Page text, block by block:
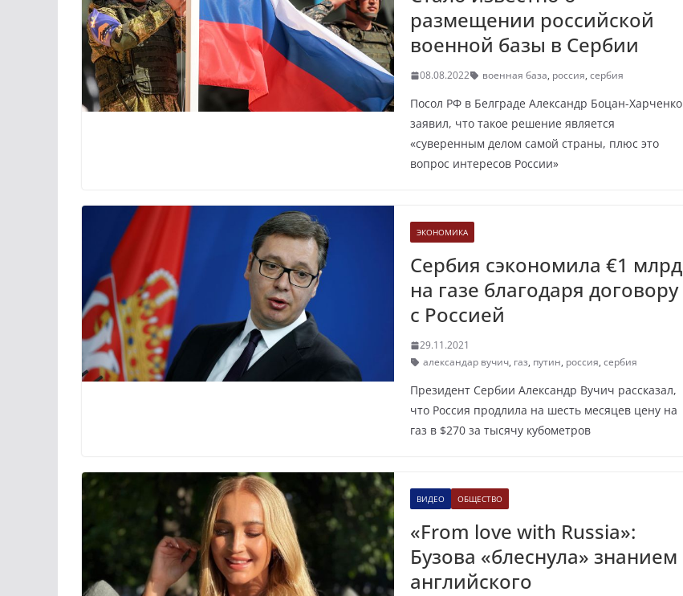
размещении российской
военной базы в Сербии
08.08.2022 военная база, россия, сербия
Посол РФ в Белграде Александр Боцан-Харченко
заявил, что такое решение является
«суверенным делом самой страны, плюс это
вопрос интересов России»
ЭКОНОМИКА
Сербия сэкономила €1 млрд
на газе благодаря договору
с Россией
29.11.2021
александар вучич, газ, путин, россия, сербия
Президент Сербии Александр Вучич рассказал,
что Россия продлила на шесть месяцев цену на
газ в $270 за тысячу кубометров
ВИДЕО ОБЩЕСТВО
«From love with Russia»:
Бузова «блеснула» знанием
английского